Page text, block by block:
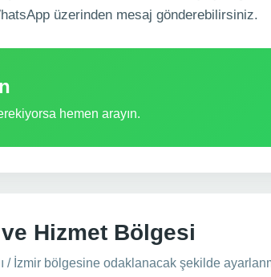
üzerinden mesaj gönderebilirsiniz.
hemen arayın.
Hizmet Bölgesi
İzmir bölgesine odaklanacak şekilde